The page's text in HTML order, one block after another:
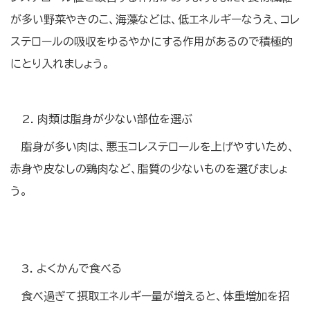
が多い野菜やきのこ、海藻などは、低エネルギーなうえ、コレ
ステロールの吸収をゆるやかにする作用があるので積極的
にとり入れましょう。
2. 肉類は脂身が少ない部位を選ぶ
脂身が多い肉は、悪玉コレステロールを上げやすいため、
赤身や皮なしの鶏肉など、脂質の少ないものを選びましょ
う。
3. よくかんで食べる
食べ過ぎて摂取エネルギー量が増えると、体重増加を招